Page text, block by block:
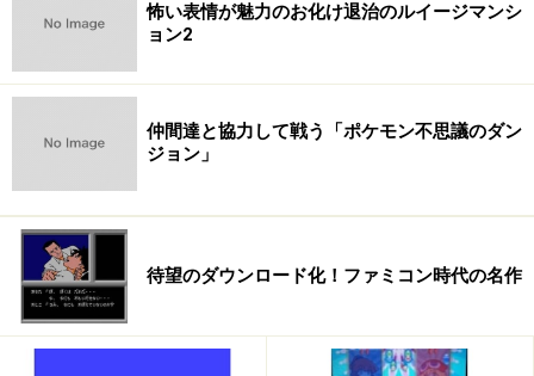
仲間の盾となる「パラディン
なスキルを習得する。ちなみにパラディンの女の子は、前作の攻略
樹海の狩人「
人を上回るスピードで仲間の危機を救ってくれる。
怖い表情が魅力のお化け退治のルイージマンシ
ョン2
仲間達と協力して戦う「ポケモン不思議のダン
ジョン」
待望のダウンロード化！ファミコン時代の名作